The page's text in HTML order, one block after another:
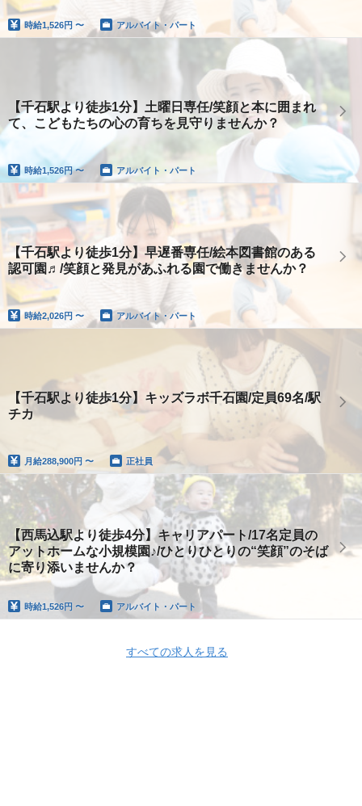
時給1,526円 〜 アルバイト・パート
【千石駅より徒歩1分】土曜日専任/笑顔と本に囲まれ
て、こどもたちの心の育ちを見守りませんか？
時給1,526円 〜 アルバイト・パート
【千石駅より徒歩1分】早遅番専任/絵本図書館のある
認可園♬/笑顔と発見があふれる園で働きませんか？
時給2,026円 〜 アルバイト・パート
【千石駅より徒歩1分】キッズラボ千石園/定員69名/駅
チカ
月給288,900円 〜 正社員
【西馬込駅より徒歩4分】キャリアパート/17名定員の
アットホームな小規模園♪/ひとりひとりの“笑顔”のそば
に寄り添いませんか？
時給1,526円 〜 アルバイト・パート
すべての求人を見る